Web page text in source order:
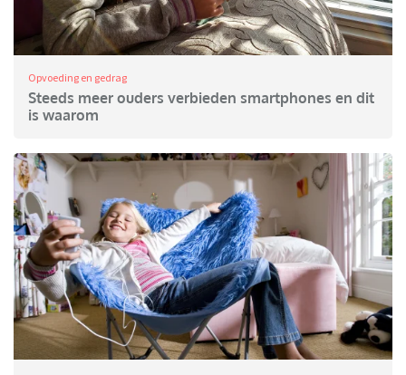
Opvoeding en gedrag
Steeds meer ouders verbieden smartphones en dit
is waarom